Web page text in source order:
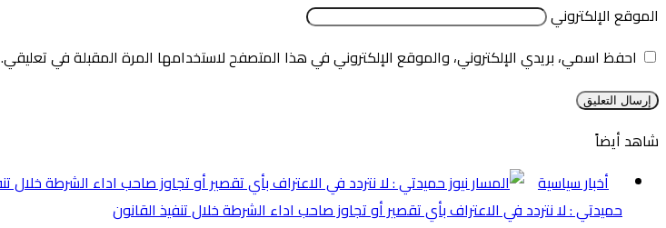
الموقع الإلكتروني
احفظ اسمي، بريدي الإلكتروني، والموقع الإلكتروني في هذا المتصفح لاستخدامها المرة المقبلة في تعليقي.
شاهد أيضاً
أخبار سياسية
حميدتي : لا نتردد في الاعتراف بأي تقصير أو تجاوز صاحب اداء الشرطة خلال تنفيذ القانون